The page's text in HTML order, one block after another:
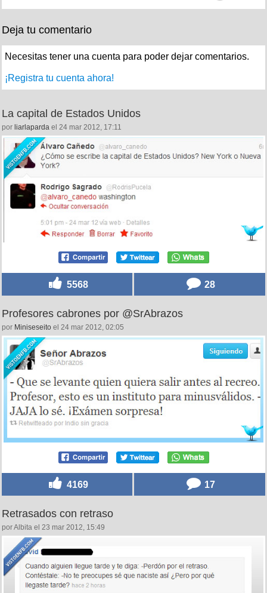
Deja tu comentario
Necesitas tener una cuenta para poder dejar comentarios.
¡Registra tu cuenta ahora!
La capital de Estados Unidos
por liarlaparda el 24 mar 2012, 17:11
5568 28
Profesores cabrones por @SrAbrazos
por Miniseseito el 24 mar 2012, 02:05
4169 17
Retrasados con retraso
por Albita el 23 mar 2012, 15:49